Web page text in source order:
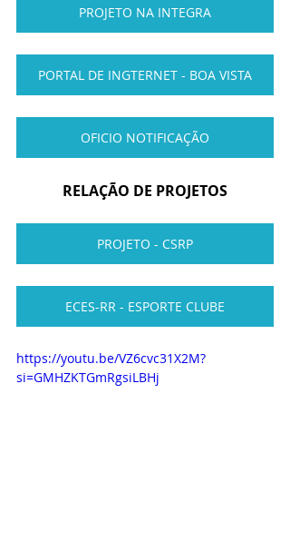
PROJETO NA INTEGRA
PORTAL DE INGTERNET - BOA VISTA
OFICIO NOTIFICAÇÃO
RELAÇÃO DE PROJETOS
PROJETO - CSRP
ECES-RR - ESPORTE CLUBE
https://youtu.be/VZ6cvc31X2M?
si=GMHZKTGmRgsiLBHj